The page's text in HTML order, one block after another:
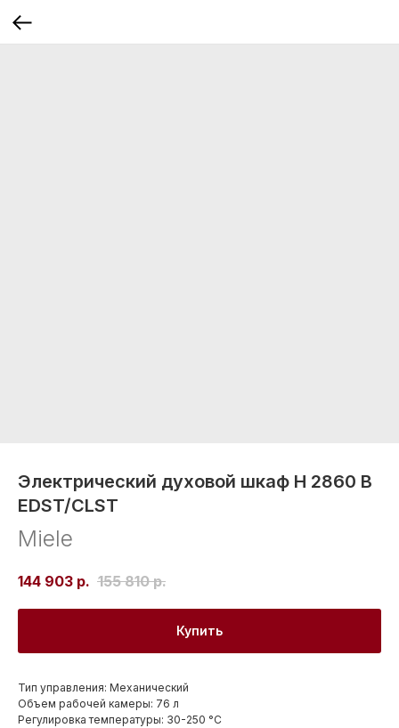
Электрический духовой шкаф H 2860 B
EDST/CLST
Miele
144 903 р. 155 810 р.
Купить
Тип управления: Механический
Объем рабочей камеры: 76 л
Регулировка температуры: 30-250 °С